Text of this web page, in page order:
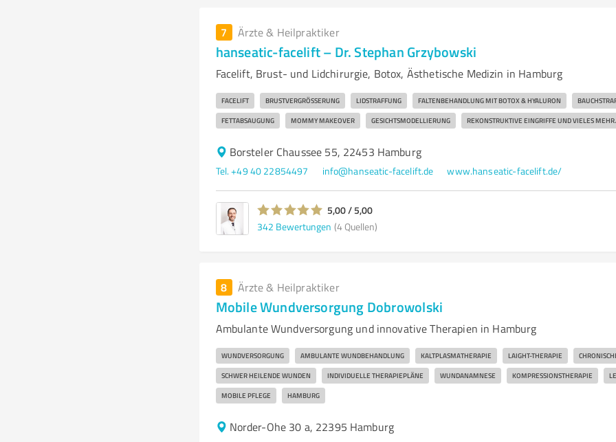
7 Ärzte & Heilpraktiker
hanseatic-facelift – Dr. Stephan Grzybowski
Facelift, Brust- und Lidchirurgie, Botox, Ästhetische Medizin in Hamburg
FACELIFT BRUSTVERGRÖSSERUNG LIDSTRAFFUNG FALTENBEHANDLUNG MIT BOTOX & HYALURON
FETTABSAUGUNG MOMMY MAKEOVER GESICHTSMODELLIERUNG REKONSTRUKTIVE EINGRIFFE UND VIELES MEHR.
Borsteler Chaussee 55, 22453 Hamburg
Tel. +49 40 22854497 info@hanseatic-facelift.de www.hanseatic-facelift.de/
5,00 / 5,00
342 Bewertungen (4 Quellen)
8 Ärzte & Heilpraktiker
Mobile Wundversorgung Dobrowolski
Ambulante Wundversorgung und innovative Therapien in Hamburg
WUNDVERSORGUNG AMBULANTE WUNDBEHANDLUNG KALTPLASMATHERAPIE LAIGHT-THERAPIE
SCHWER HEILENDE WUNDEN INDIVIDUELLE THERAPIEPLÄNE WUNDANAMNESE KOMPRESSIONSTHERAPIE
MOBILE PFLEGE HAMBURG
Norder-Ohe 30 a, 22395 Hamburg